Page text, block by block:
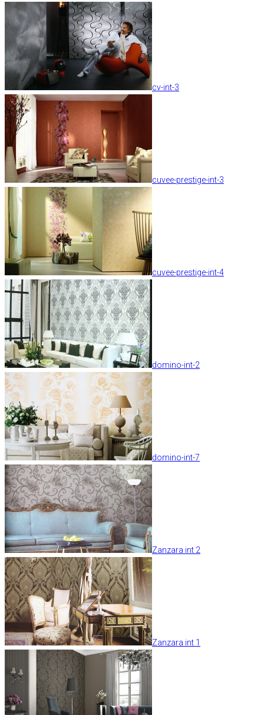
cv-int-3
cuvee-prestige-int-3
cuvee-prestige-int-4
domino-int-2
domino-int-7
Zanzara int 2
Zanzara int 1